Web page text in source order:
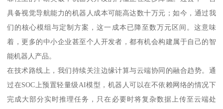
具备视觉导航能力的机器人成本可能高达数十万元；如今，通过我
们的核心模组与定制方案，这一成本已降至数万元区间。这意味
着，更多的中小企业甚至个人开发者，都有机会构建属于自己的智
能机器人产品。
在技术路线上，我们持续关注边缘计算与云端协同的融合趋势。通
过在SOC上预置轻量级AI模型，机器人可以在不依赖网络的情况下
完成大部分实时推理任务，只在必要时将复杂数据上传至云端处